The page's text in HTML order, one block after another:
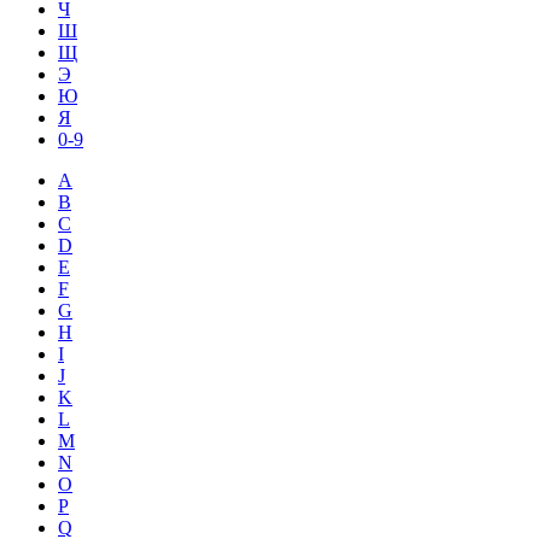
Ч
Ш
Щ
Э
Ю
Я
0-9
A
B
C
D
E
F
G
H
I
J
K
L
M
N
O
P
Q